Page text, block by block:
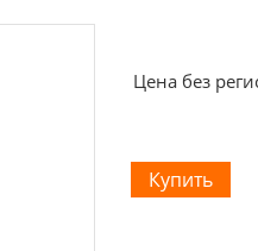
Цена без